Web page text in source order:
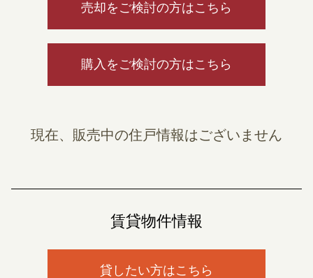
売却をご検討の方はこちら
購入をご検討の方はこちら
現在、販売中の住戸情報はございません
賃貸物件情報
貸したい方はこちら